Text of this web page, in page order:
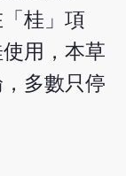
桂」項
用，本草
多數只停